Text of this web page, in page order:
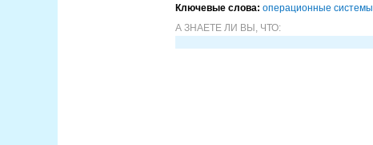
Ключевые слова: операционные системы
А ЗНАЕТЕ ЛИ ВЫ, ЧТО: